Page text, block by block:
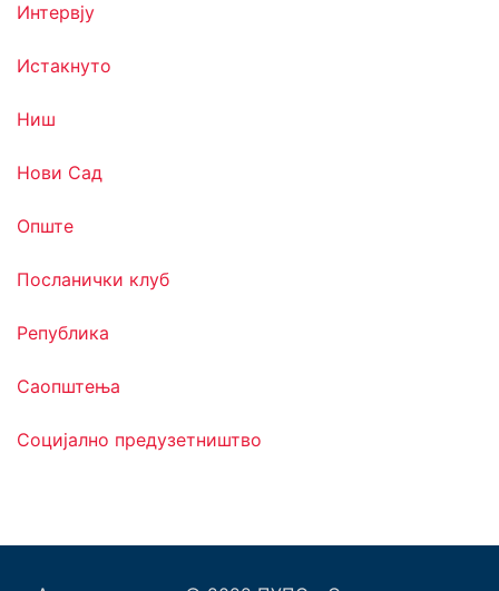
Интервју
Истакнуто
Ниш
Нови Сад
Опште
Посланички клуб
Република
Саопштења
Социјално предузетништво